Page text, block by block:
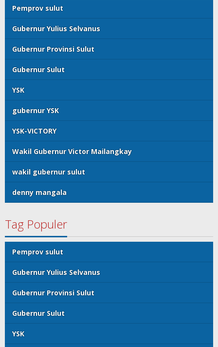
Pemprov sulut
Gubernur Yulius Selvanus
Gubernur Provinsi Sulut
Gubernur Sulut
YSK
gubernur YSK
YSK-VICTORY
Wakil Gubernur Victor Mailangkay
wakil gubernur sulut
denny mangala
Tag Populer
Pemprov sulut
Gubernur Yulius Selvanus
Gubernur Provinsi Sulut
Gubernur Sulut
YSK